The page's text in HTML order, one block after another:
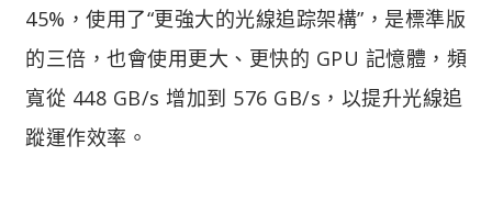
45%，使用了“更強大的光線追踪架構”，是標準版
的三倍，也會使用更大、更快的 GPU 記憶體，頻
寬從 448 GB/s 增加到 576 GB/s，以提升光線追
蹤運作效率。